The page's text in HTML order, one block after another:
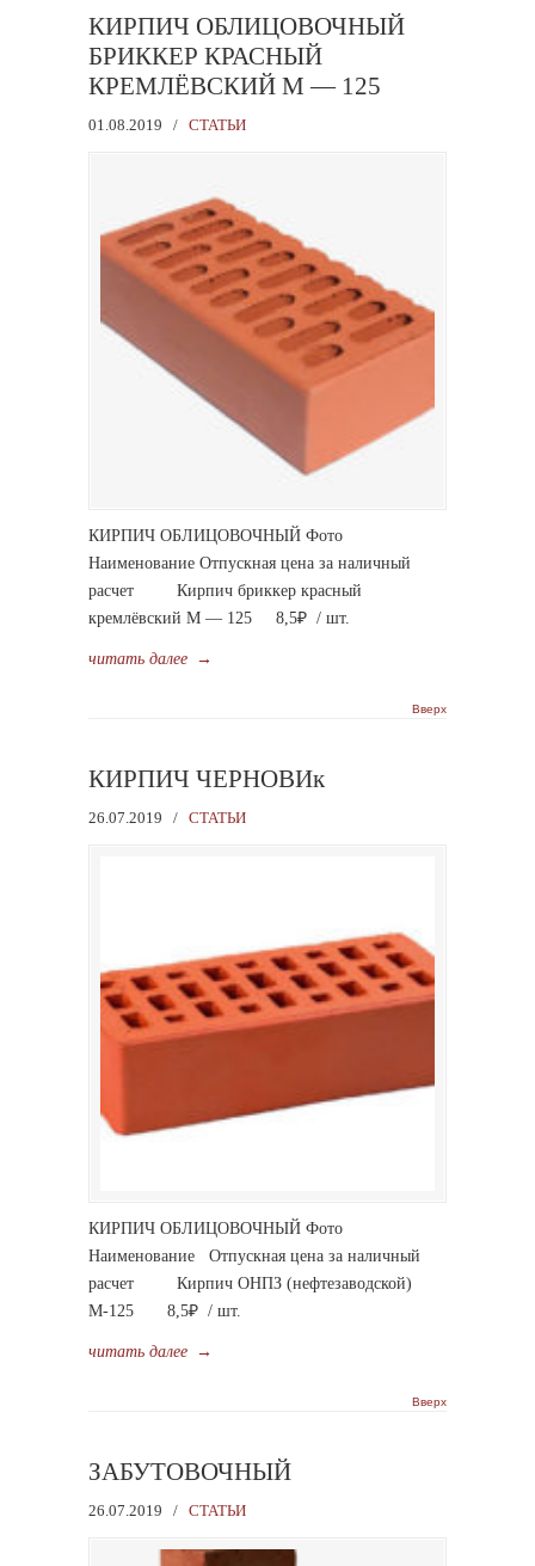
КИРПИЧ ОБЛИЦОВОЧНЫЙ
БРИККЕР КРАСНЫЙ
КРЕМЛЁВСКИЙ М — 125
01.08.2019 / СТАТЬИ
КИРПИЧ ОБЛИЦОВОЧНЫЙ Фото
Наименование Отпускная цена за наличный
расчет Кирпич бриккер красный
кремлёвский М — 125 8,5₽ / шт.
читать далее →
Вверх
КИРПИЧ ЧЕРНОВИк
26.07.2019 / СТАТЬИ
КИРПИЧ ОБЛИЦОВОЧНЫЙ Фото
Наименование Отпускная цена за наличный
расчет Кирпич ОНПЗ (нефтезаводской)
М-125 8,5₽ / шт.
читать далее →
Вверх
ЗАБУТОВОЧНЫЙ
26.07.2019 / СТАТЬИ